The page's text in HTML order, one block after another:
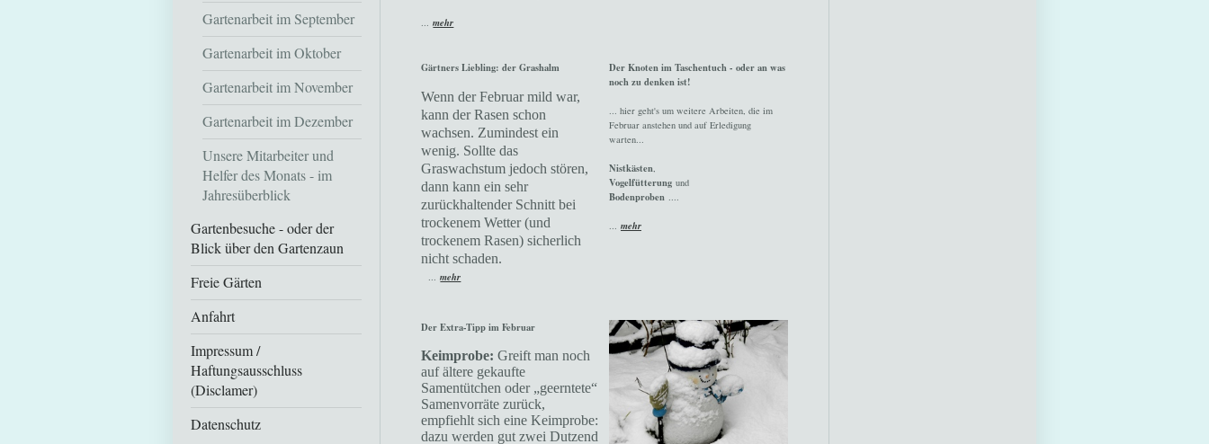
Gartenarbeit im September
Gartenarbeit im Oktober
Gartenarbeit im November
Gartenarbeit im Dezember
Unsere Mitarbeiter und
Helfer des Monats - im
Jahresüberblick
Gartenbesuche - oder der
Blick über den Gartenzaun
Freie Gärten
Anfahrt
Impressum /
Haftungsausschluss
(Disclamer)
Datenschutz
...mehr
Gärtners Liebling: der Grashalm
Wenn der Februar mild war,
kann der Rasen schon
wachsen. Zumindest ein
wenig. Sollte das
Graswachstum jedoch stören,
dann kann ein sehr
zurückhaltender Schnitt bei
trockenem Wetter (und
trockenem Rasen) sicherlich
nicht schaden.
...mehr
Der Knoten im Taschentuch - oder an was
noch zu denken ist!
... hier geht's um weitere Arbeiten, die im
Februar anstehen und auf Erledigung
warten...
Nistkästen,
Vogelfütterungund
Bodenproben....
... mehr
Der Extra-Tipp im Februar
Keimprobe: Greift man noch
auf ältere gekaufte
Samentütchen oder „geerntete“
Samenvorräte zurück,
empfiehlt sich eine Keimprobe:
dazu werden gut zwei Dutzend